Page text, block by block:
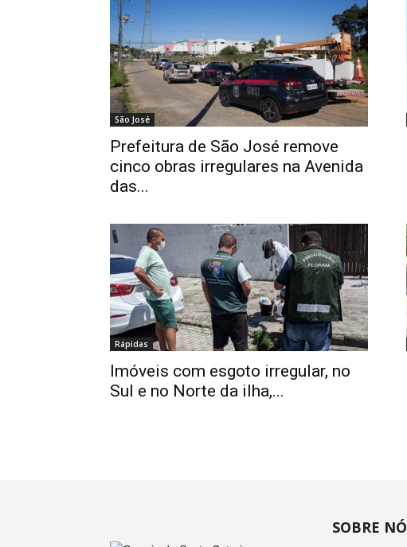
São José
Prefeitura de São José remove
cinco obras irregulares na Avenida
das...
Rápidas
Imóveis com esgoto irregular, no
Sul e no Norte da ilha,...
SOBRE